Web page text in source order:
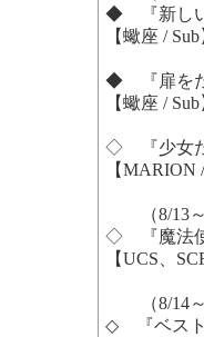
◆ 『新しい
【蠍座 /
◆ 『扉をた
【蠍座 /
◇ 『少女た
【MARION
（8/13
◇ 『魔法使
【UCS、
（8/14
◇ 『ベスト